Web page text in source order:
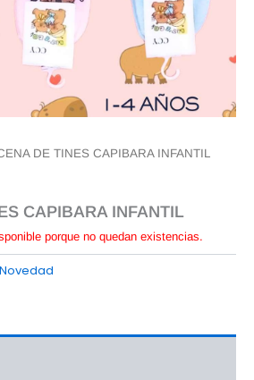
DE TINES CAPIBARA INFANTIL
CAPIBARA INFANTIL
porque no quedan existencias.
Novedad